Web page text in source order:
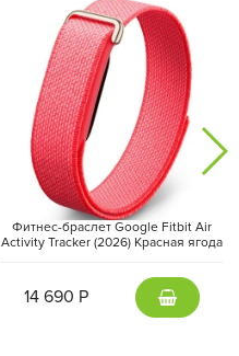
Фитнес-браслет Google Fitbit Air
Activity Tracker (2026) Красная ягода
14 690 Р